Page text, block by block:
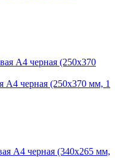
A4 черная (250x370 мм, 1